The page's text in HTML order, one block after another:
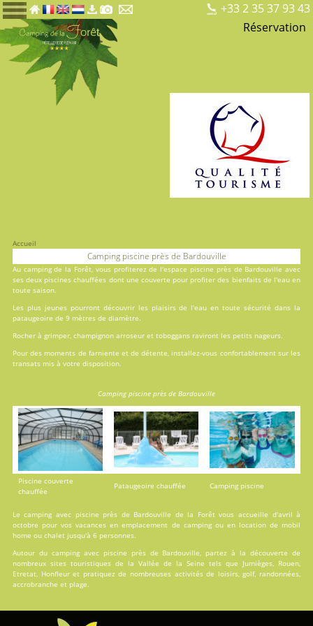
+33 2 35 37 93 43
Réservation
Accueil
Camping piscine près de Bardouville
Au camping de la Forêt, vous profiterez de l'espace piscine près de Bardouville avec
ses deux piscines chauffées dont une couverte pour profiter des bienfaits de l'eau en
toute saison.
Les plus jeunes pourront découvrir les plaisirs de l'eau en toute sécurité dans la
pataugeoire de 9 mètres de diamètre.
Rocher à grimper, champignon arroseur et toboggans raviront les petits nageurs.
Pour des moments de farniente et de détente, installez-vous confortablement sur les
transats mis à votre disposition.
Camping piscine près de Bardouville
Piscine couverte
chauffée
Pataugeoire chauffée Camping piscine
Le camping avec piscine près de Bardouville de la Forêt vous accueille d'avril à
octobre pour vos vacances enemplacement de campingou en locationde mobil
home ou chalet jusqu'à 6 personnes.
Autour du camping avec piscine près de Bardouville, partez à la découverte de
nombreux sites touristiques de la Vallée de la Seine tels que Jumièges, Rouen,
Etretat, Honfleur et pratiquez de nombreuses activités de loisirs, golf, randonnées,
accrobranche et plage.